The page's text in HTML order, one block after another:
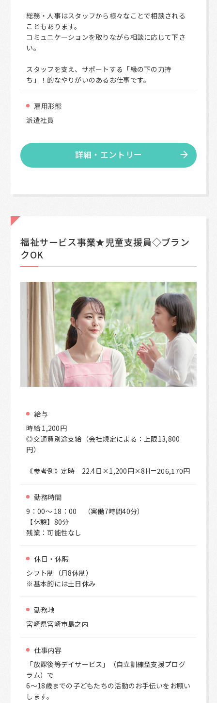
総務・人事はスタッフから様々なことで相談される
こともあります。
コミュニケーションを取りながら相談に応じて下さ
い。
スタッフを支え、サポートする「縁の下の力持
ち」！的なやりがいのあるお仕事です。
雇用形態
派遣社員
詳細・エントリー
福祉サービス事業★児童支援員◇ブラン
クOK
給与
時給 1,200円
◎交通費別途支給（会社規定による：上限13,800
円）
《参考例》定時 22.4日×1,200円×8H＝206,170円
勤務時間
9：00～ 18：00 （実働7時間40分）
【休憩】80分
残業：可能性なし
休日・休暇
シフト制（月8休制）
※基本的には土日休み
勤務地
宮崎県宮崎市島之内
仕事内容
「放課後等デイサービス」（自立訓練型支援プログ
ラム）で
6～18歳までの子どもたちの活動のお手伝いをお願い
します。